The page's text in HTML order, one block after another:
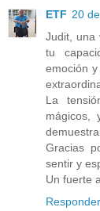
ETF 20
Judit, una
tu
emoción
La
mágicos,
Gracias
sentir y
Un fuerte
Responder